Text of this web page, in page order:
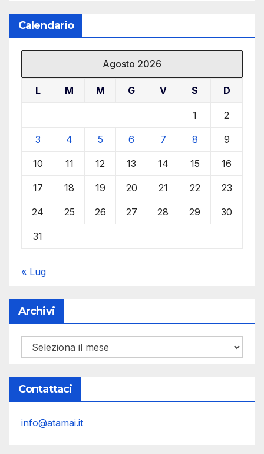
Calendario
Agosto 2026
L M M G V S D
1 2
3 4 5 6 7 8 9
10 11 12 13 14 15 16
17 18 19 20 21 22 23
24 25 26 27 28 29 30
31
« Lug
Archivi
Archivi
Contattaci
info@atamai.it